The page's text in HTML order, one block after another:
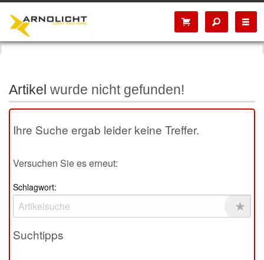
Artikel wurde nicht gefunden!
Ihre Suche ergab leider keine Treffer.
Versuchen Sie es erneut:
Schlagwort:
Suchtipps